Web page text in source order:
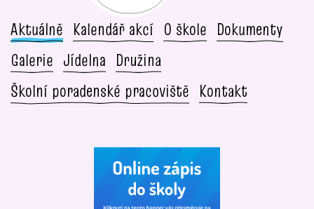
Aktuálně Kalendář akcí O škole Dokumenty
Galerie Jídelna Družina
Školní poradenské pracoviště Kontakt